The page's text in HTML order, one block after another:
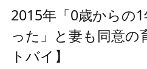
2015年「0歳からの
った」と妻も同意の
トバイ】